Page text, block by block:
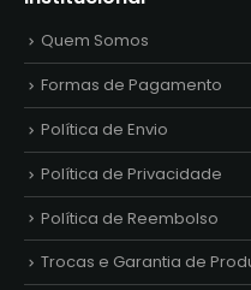
Quem Somos
Formas de Pagamento
Política de Envio
Política de Privacidade
Política de Reembolso
Trocas e Garantia de